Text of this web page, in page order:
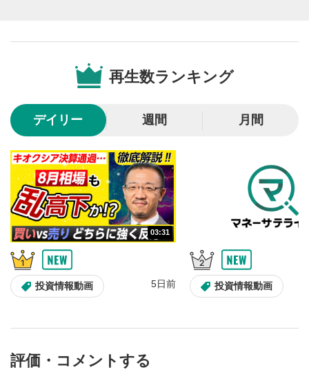
再生/一時停止
動画を再生または一時停止します。
10秒戻し/10秒送り
10秒、動画を巻き戻し/早送りします。
シークバー
再生位置を示しています。再生したい位置をクリック
するとその位置から動画が再生されます。
6
画質/再生速度の設定
画質の選択/再生速度の変更ができます。
7
音量調整
スライダーを上下すると音量が調整できます。
8
全画面表示
再生数ランキング
デイリー 週間 月間
03:31
投資情報動画 5日前 投資情報動画
評価・コメントする